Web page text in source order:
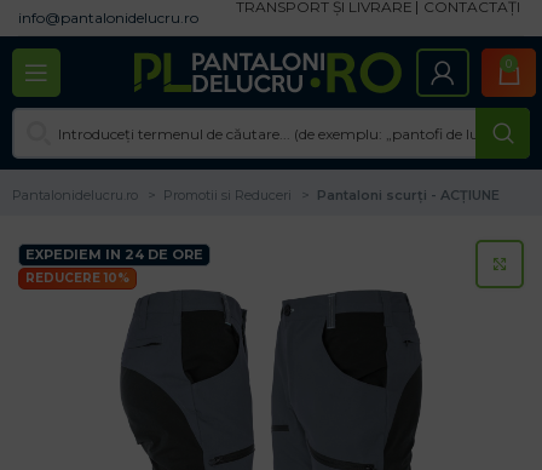
info@pantalonidelucru.ro
TRANSPORT ȘI LIVRARE CONTACTAȚI
0
Pantalonidelucru.ro Promotii si Reduceri Pantaloni scurți - ACȚIUNE
EXPEDIEM IN 24 DE ORE
REDUCERE 10%